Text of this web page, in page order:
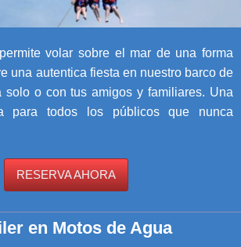
volar sobre el mar de una forma
una autentica fiesta en nuestro barco de
solo o con tus amigos y familiares. Una
para todos los públicos que nunca
RESERVA AHORA
en Motos de Agua